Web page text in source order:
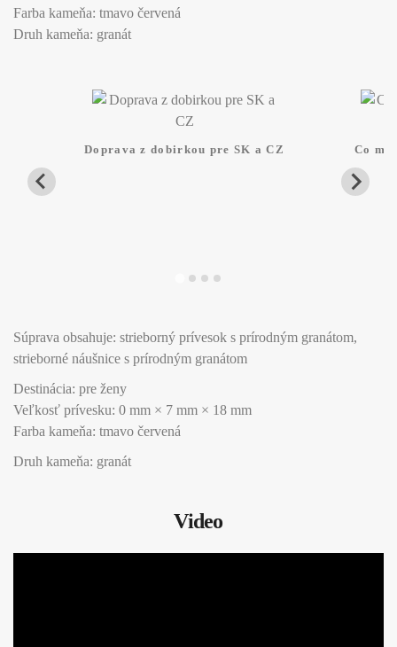
Farba kameňa: tmavo červená
Druh kameňa: granát
Doprava z dobirkou pre SK a CZ Co
Súprava obsahuje: strieborný prívesok s prírodným granátom,
strieborné náušnice s prírodným granátom
Destinácia: pre ženy
Veľkosť prívesku: 0 mm × 7 mm × 18 mm
Farba kameňa: tmavo červená
Druh kameňa: granát
Video